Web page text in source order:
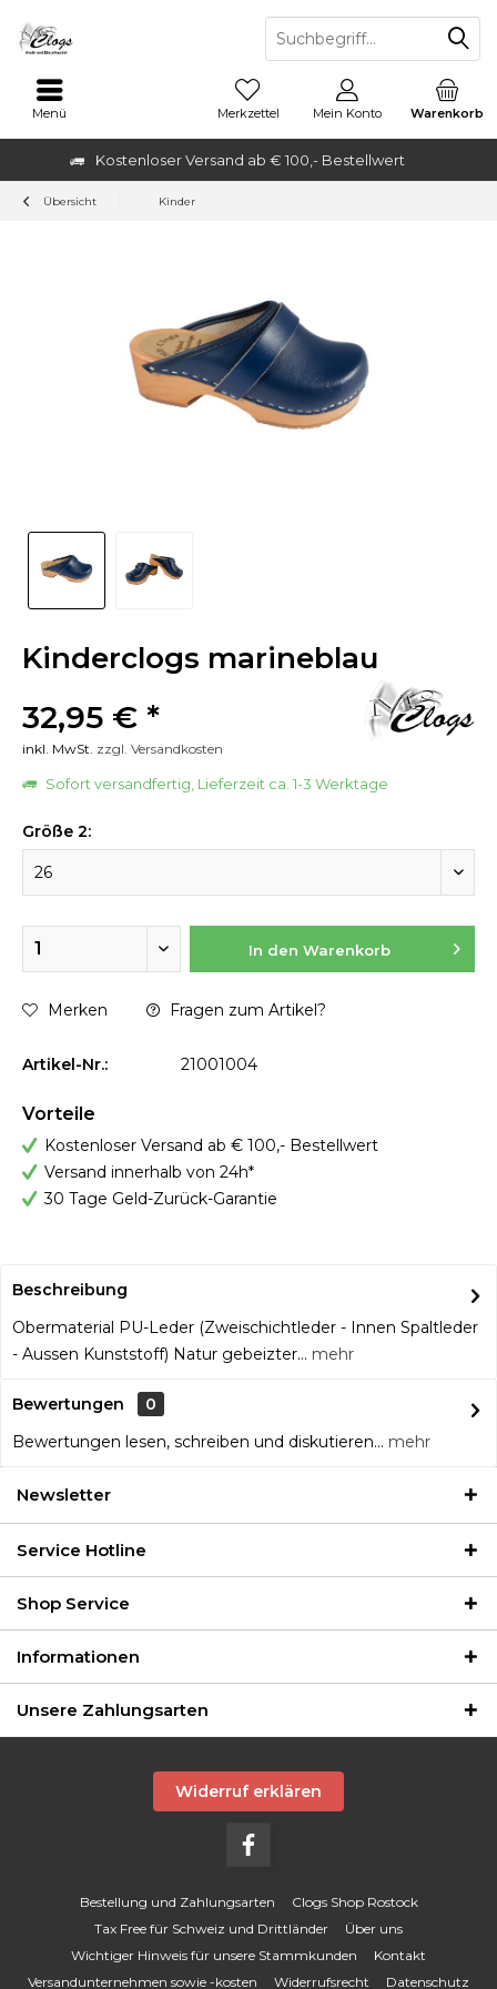
Kostenloser Versand ab € 100,- Bestellwert
Menü Warenkorb
Merkzettel Mein Konto
Übersicht Kinder
Kinderclogs marineblau
32,95 € *
inkl. MwSt. zzgl. Versandkosten
Sofort versandfertig, Lieferzeit ca. 1-3 Werktage
Größe 2:
In den Warenkorb
Merken Fragen zum Artikel?
Artikel-Nr.: 21001004
Vorteile
Kostenloser Versand ab € 100,- Bestellwert
Versand innerhalb von 24h*
30 Tage Geld-Zurück-Garantie
Beschreibung
Obermaterial PU-Leder (Zweischichtleder - Innen Spaltleder
- Aussen Kunststoff) Natur gebeizter... mehr
Bewertungen
0
Bewertungen lesen, schreiben und diskutieren... mehr
Newsletter
Service Hotline
Shop Service
Informationen
Unsere Zahlungsarten
Widerruf erklären
Bestellung und Zahlungsarten
Clogs Shop Rostock
Tax Free für Schweiz und Drittländer
Über uns
Wichtiger Hinweis für unsere Stammkunden
Kontakt
Versandunternehmen sowie -kosten
Widerrufsrecht Datenschutz